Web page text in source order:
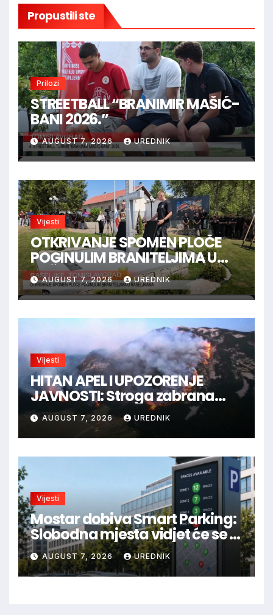
Propustili ste
Prilozi
STREETBALL “BRANIMIR MAŠIĆ-
BANI 2026.”
AUGUST 7, 2026 UREDNIK
Vijesti
OTKRIVANJE SPOMEN PLOČE
POGINULIM BRANITELJIMA U
RAŠELJKAMA
AUGUST 7, 2026 UREDNIK
Vijesti
HITAN APEL I UPOZORENJE
JAVNOSTI: Stroga zabrana
loženja vatre u Parku prirode
Blidinje!
AUGUST 7, 2026 UREDNIK
Vijesti
Mostar dobiva Smart Parking:
Slobodna mjesta vidjet će se u
aplikaciji
AUGUST 7, 2026 UREDNIK